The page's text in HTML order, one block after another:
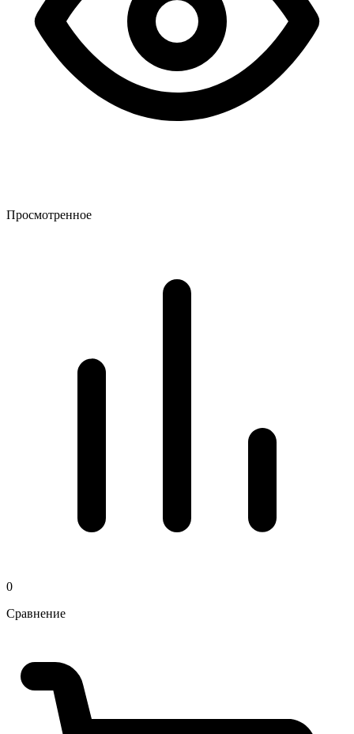
Просмотренное
0
Сравнение